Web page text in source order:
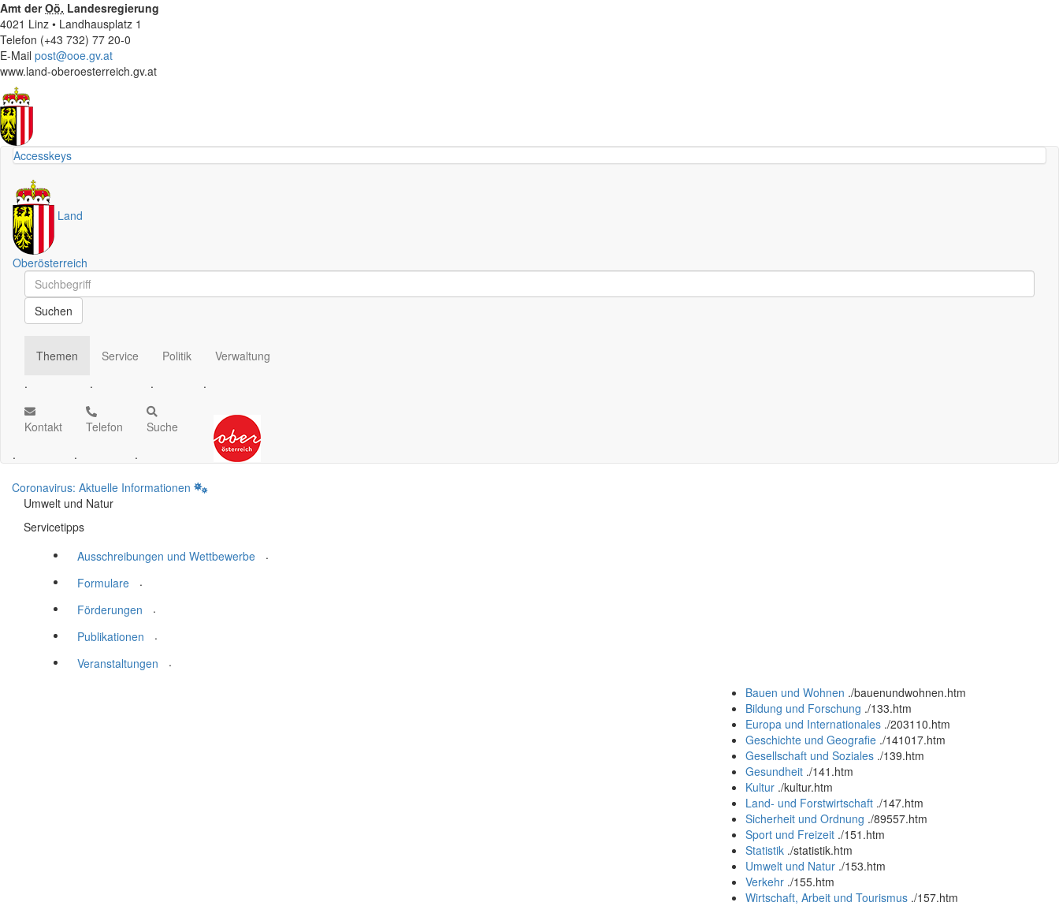
Amt derOö. Landesregierung
4021 Linz • Landhausplatz 1
Telefon (+43 732) 77 20-0
E-Mail post@ooe.gv.at
www.land-oberoesterreich.gv.at
Accesskeys
Land
Oberösterreich
Schnellsuche
Schnellsuche
Suchen
Themen
.
Service
.
Politik
.
Verwaltung
.
Kontakt
.
Telefon
.
Suche
.
Coronavirus: Aktuelle Informationen
Umwelt und Natur
Servicetipps
Ausschreibungen und Wettbewerbe
.
Formulare
.
Förderungen
.
Publikationen
.
Veranstaltungen
.
Bauen und Wohnen ./bauenundwohnen.htm
Bildung und Forschung ./133.htm
Europa und Internationales ./203110.htm
Geschichte und Geografie ./141017.htm
Gesellschaft und Soziales ./139.htm
Gesundheit ./141.htm
Kultur ./kultur.htm
Land- und Forstwirtschaft ./147.htm
Sicherheit und Ordnung ./89557.htm
Sport und Freizeit ./151.htm
Statistik ./statistik.htm
Umwelt und Natur ./153.htm
Verkehr ./155.htm
Wirtschaft, Arbeit und Tourismus ./157.htm